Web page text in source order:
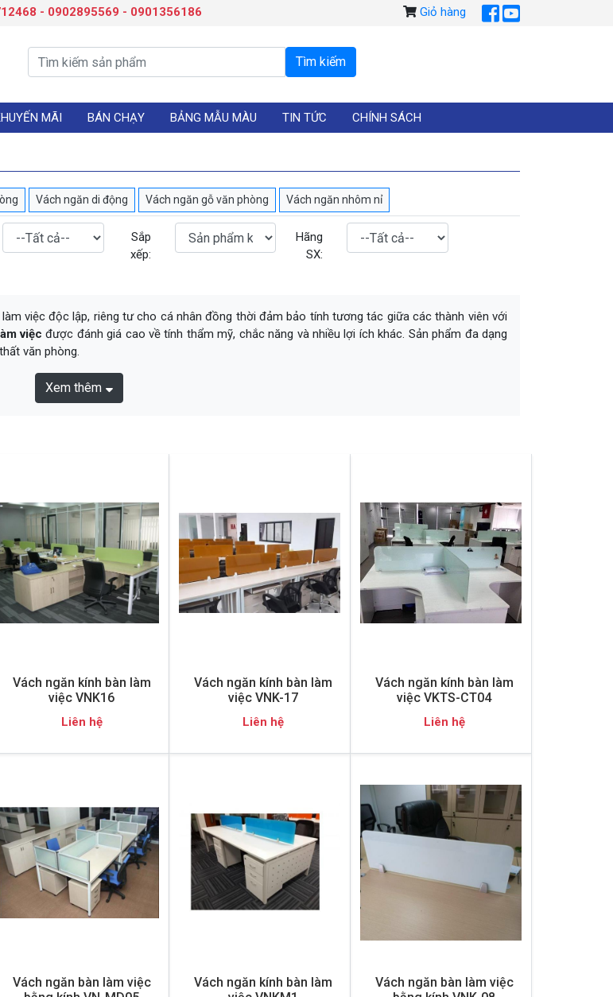
- 0902895569 - 0901356186 Giỏ hàng
MÃI BÁN CHẠY BẢNG MẪU MÀU TIN TỨC CHÍNH SÁCH
Vách ngăn di động Vách ngăn gỗ văn phòng Vách ngăn nhôm nỉ
Sắp
xếp:
Hãng
SX:
việc độc lập, riêng tư cho cá nhân đồng thời đảm bảo tính tương tác giữa các thành viên với
việc được đánh giá cao về tính thẩm mỹ, chắc năng và nhiều lợi ích khác. Sản phẩm đa dạng
văn phòng.
Xem thêm
Vách ngăn kính bàn làm
việc VNK16
Liên hệ
Vách ngăn kính bàn làm
việc VNK-17
Liên hệ
Vách ngăn kính bàn làm
việc VKTS-CT04
Liên hệ
Vách ngăn bàn làm việc
Vách ngăn kính bàn làm
Vách ngăn bàn làm việc